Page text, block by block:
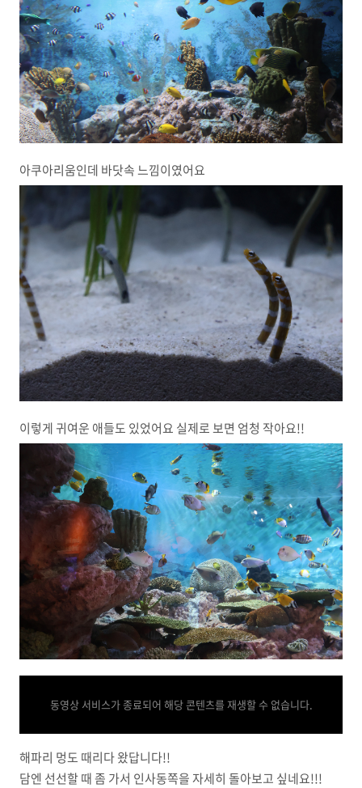
아쿠아리움인데 바닷속 느낌이였어요
이렇게 귀여운 애들도 있었어요 실제로 보면 엄청 작아요!!
동영상 서비스가 종료되어 해당 콘텐츠를 재생할 수 없습니다.
해파리 멍도 때리다 왔답니다!!
담엔 선선할 때 좀 가서 인사동쪽을 자세히 돌아보고 싶네요!!!